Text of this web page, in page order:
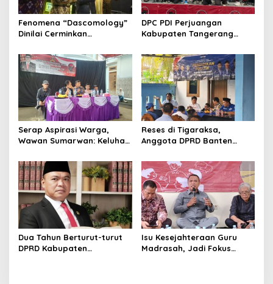
s
Fenomena “Dascomology”
Dinilai Cerminkan
Politik dalam Menjaga
Kepercayaan Publik
DPC PDI Perjuangan
Kabupaten Tangerang
Bung Karno Lewat Festival
Bulan Bung Karno
Serap Aspirasi Warga,
Wawan Sumarwan: Keluhan
hingga Bansos Mengemuka
Reses di Tigaraksa,
Anggota DPRD Banten
Infrastruktur Hingga
Persampahan
Dua Tahun Berturut-turut
DPRD Kabupaten
Isu Kesejahteraan Guru
Madrasah, Jadi Fokus